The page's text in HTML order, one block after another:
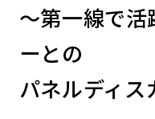
～第一線で
ーとの
パネルディ